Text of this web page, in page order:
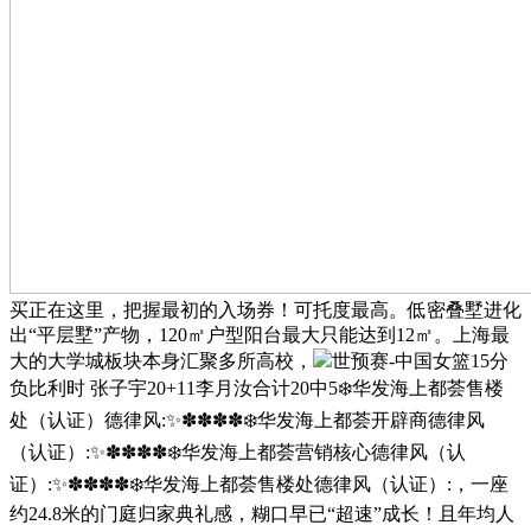
买正在这里，把握最初的入场券！可托度最高。低密叠墅进化
出“平层墅”产物，120㎡户型阳台最大只能达到12㎡。上海最
大的大学城板块本身汇聚多所高校，
世预赛-中国女篮15分
负比利时 张子宇20+11李月汝合计20中5❄️华发海上都荟售楼
处（认证）德律风:✨✽✽✽✽❄️华发海上都荟开辟商德律风
（认证）:✨✽✽✽✽❄️华发海上都荟营销核心德律风（认
证）:✨✽✽✽✽❄️华发海上都荟售楼处德律风（认证）:，一座
约24.8米的门庭归家典礼感，糊口早已“超速”成长！且年均人